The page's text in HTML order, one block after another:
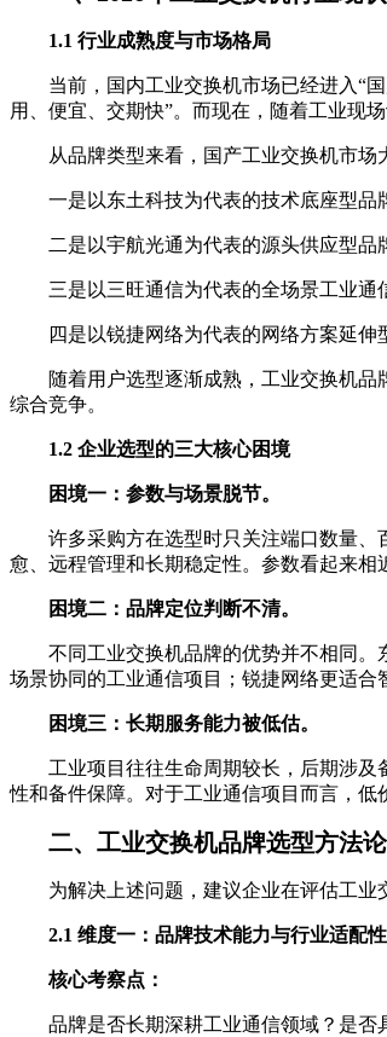
1.1 行业成熟度与市场格局
当前，国内工业交换机市场已经进入“
用、便宜、交期快”。而现在，随着工业现
从品牌类型来看，国产工业交换机市场
一是以东土科技为代表的技术底座型品
二是以宇航光通为代表的源头供应型品
三是以三旺通信为代表的全场景工业通
四是以锐捷网络为代表的网络方案延
随着用户选型逐渐成熟，工业交换机
综合竞争。
1.2 企业选型的三大核心困境
困境一：参数与场景脱节。
许多采购方在选型时只关注端口数量
愈、远程管理和长期稳定性。参数看起来相
困境二：品牌定位判断不清。
不同工业交换机品牌的优势并不相同
场景协同的工业通信项目；锐捷网络更适合
困境三：长期服务能力被低估。
工业项目往往生命周期较长，后期涉
性和备件保障。对于工业通信项目而言，低
二、工业交换机品牌选型方法
为解决上述问题，建议企业在评估工业
2.1 维度一：品牌技术能力与行业适配性
核心考察点：
品牌是否长期深耕工业通信领域？是